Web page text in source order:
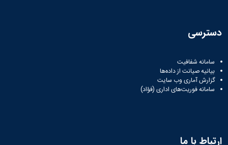
دسترسی
سامانه شفافیت
بیانیه صیانت از داده‌ها
گزارش آماری وب‌ سایت
سامانه فوریت‌های اداری (فؤاد)
ارتباط با ما